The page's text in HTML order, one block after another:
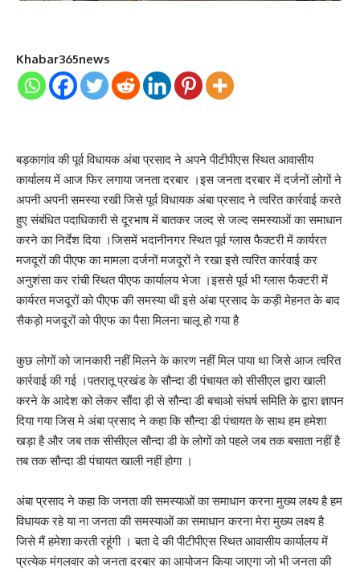
Khabar365news
बड़कागांव की पूर्व विधायक अंबा प्रसाद ने अपने पीटीपीएस स्थित आवासीय
कार्यालय में आज फिर लगाया जनता दरबार ।इस जनता दरबार में दर्जनों लोगों ने
अपनी अपनी समस्या रखी जिसे पूर्व विधायक अंबा प्रसाद ने त्वरित कार्रवाई करते
हुए संबंधित पदाधिकारी से दूरभाष में बातकर जल्द से जल्द समस्याओं का समाधान
करने का निर्देश दिया ।जिसमें भदानीनगर स्थित पूर्व ग्लास फैक्टरी में कार्यरत
मजदूरों की पीएफ का मामला दर्जनों मजदूरों ने रखा इसे त्वरित कार्रवाई कर
अनुशंसा कर रांची स्थित पीएफ कार्यालय भेजा ।इससे पूर्व भी ग्लास फैक्टरी में
कार्यरत मजदूरों को पीएफ की समस्या थी इसे अंबा प्रसाद के कड़ी मेहनत के बाद
सैकड़ो मजदूरों को पीएफ का पैसा मिलना चालू हो गया है
कुछ लोगों को जानकारी नहीं मिलने के कारण नहीं मिल पाया था जिसे आज त्वरित
कार्रवाई की गई ।पतरातू प्रखंड के सौन्दा डी पंचायत को सीसीएल द्वारा खाली
करने के आदेश को लेकर सौंदा ड़ी से सौन्दा डी बचाओ संघर्ष समिति के द्वारा ज्ञापन
दिया गया जिस मे अंबा प्रसाद ने कहा कि सौन्दा डी पंचायत के साथ हम हमेशा
खड़ा है और जब तक सीसीएल सौन्दा डी के लोगों को पहले जब तक बसाता नहीं है
तब तक सौन्दा डी पंचायत खाली नहीं होगा ।
अंबा प्रसाद ने कहा कि जनता की समस्याओं का समाधान करना मुख्य लक्ष्य है हम
विधायक रहे या ना जनता की समस्याओं का समाधान करना मेरा मुख्य लक्ष्य है
जिसे मैं हमेशा करती रहूंगी । बता दे की पीटीपीएस स्थित आवासीय कार्यालय में
प्रत्येक मंगलवार को जनता दरबार का आयोजन किया जाएगा जो भी जनता की